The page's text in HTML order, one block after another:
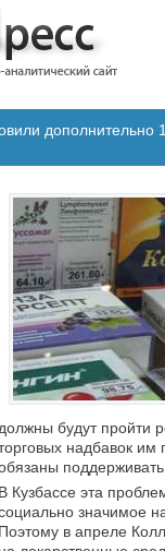
дополнительно
должны будут пройти
надбавок им
В Кузбассе эта
значимое
Поэтому в апреле